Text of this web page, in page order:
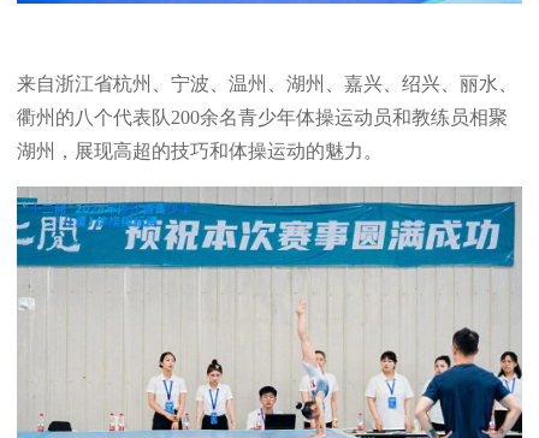
来自浙江省杭州、宁波、温州、湖州、嘉兴、绍兴、丽水、
衢州的八个代表队200余名青少年体操运动员和教练员相聚
湖州，展现高超的技巧和体操运动的魅力。